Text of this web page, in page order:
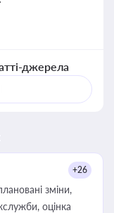
джерела
+26
зміни,
оцінка